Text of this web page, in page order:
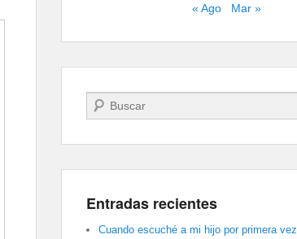
« Ago
Mar »
Buscar
Entradas recientes
Cuando escuché a mi hijo por primera vez